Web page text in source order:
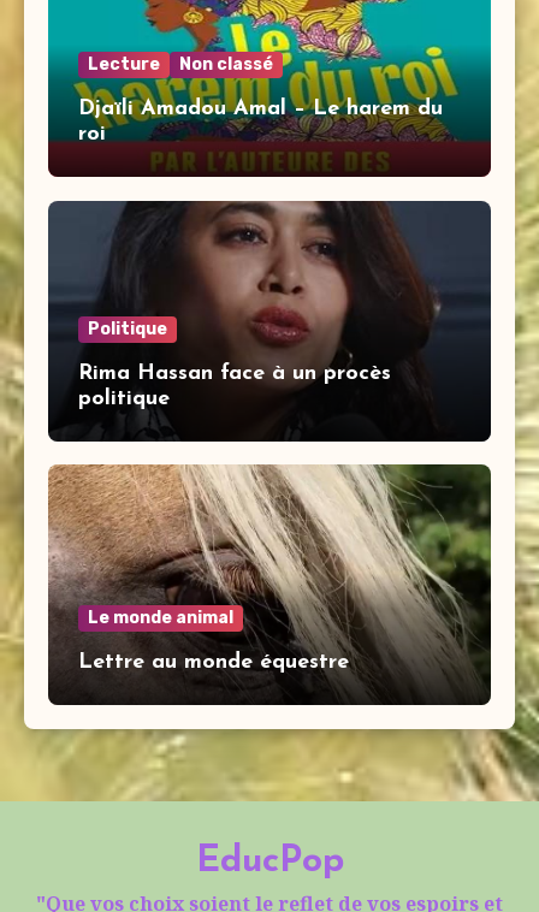
Lecture Non classé
Djaïli Amadou Amal – Le harem du
roi
Politique
Rima Hassan face à un procès
politique
Le monde animal
Lettre au monde équestre
EducPop
"Que vos choix soient le reflet de vos espoirs et